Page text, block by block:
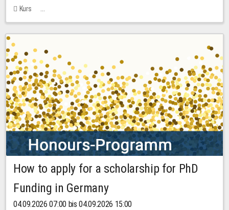
Kurs
Bachstraße 18k - SR 102 (Seminarraum Servicestelle LehreLernen)
How to apply for a scholarship for PhD
Funding in Germany
04.09.2026 07:00 bis 04.09.2026 15:00